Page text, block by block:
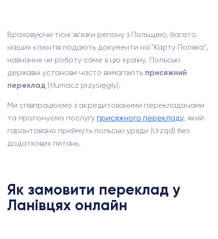
Враховуючи тісні зв'язки регіону з Польщею, багато
наших клієнтів подають документи на "Карту Поляка",
навчання чи роботу саме в цю країну. Польські
державні установи часто вимагають присяжний
переклад (tłumacz przysięgły).
Ми співпрацюємо з акредитованими перекладачами
та пропонуємо послугу присяжного перекладу, який
гарантовано приймуть польські уряди (Urząd) без
додаткових питань.
Як замовити переклад у
Ланівцях онлайн